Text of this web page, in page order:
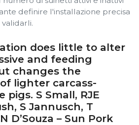
definire l'installazione precisa
does little to alter
and feeding
changes the
lighter carcass-
S Small, RJE
S Jannusch, T
D’Souza – Sun Pork